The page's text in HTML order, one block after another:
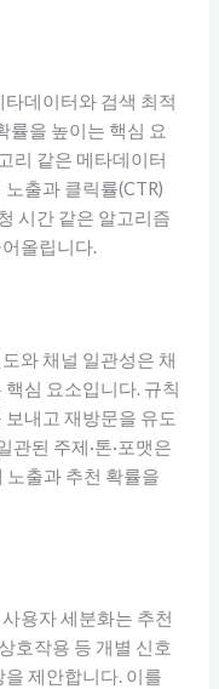
데이터와 검색 최적
률을 높이는 핵심 요
리 같은 메타데이터
출과 클릭률(CTR)
시간 같은 알고리즘
올립니다.
와 채널 일관성은 채
심 요소입니다. 규칙
내고 재방문을 유도
관된 주제·톤·포맷은
노출과 추천 확률을
용자 세분화는 추천
호작용 등 개별 신호
제안합니다. 이를